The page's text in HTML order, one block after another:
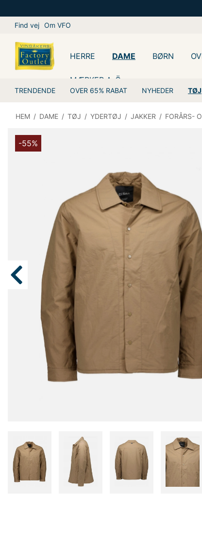
Find vej Om VFO
HERRE DAME
TRENDENDE OVER 65% RABAT NYHEDER TØJ
BØRN
MÆRKER A-Ö
HEM / DAME / TØJ / YDERTØJ / JAKKER / FORÅRS-
-55%